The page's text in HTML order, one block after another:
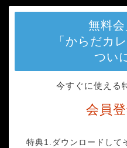
無料会
「からだカ
つい
今すぐに使える
会員
特典1.ダウンロードして